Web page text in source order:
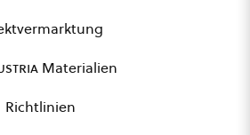
Materialien
Richtlinien